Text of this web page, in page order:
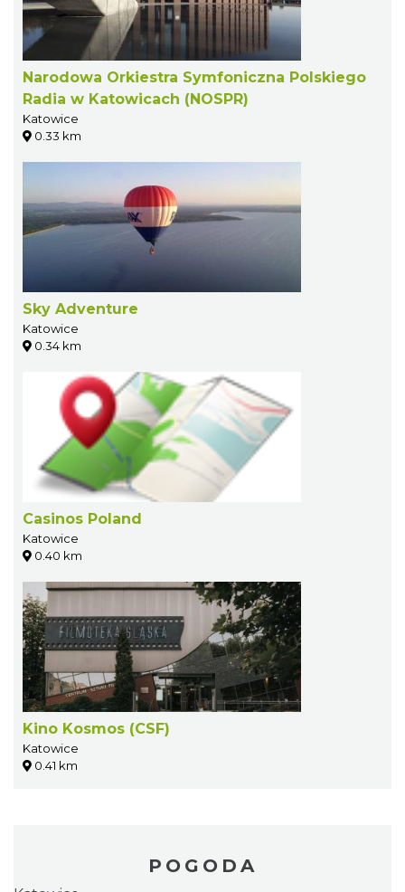
Narodowa Orkiestra Symfoniczna Polskiego
Radia w Katowicach (NOSPR)
Katowice
0.33 km
Sky Adventure
Katowice
0.34 km
Casinos Poland
Katowice
0.40 km
Kino Kosmos (CSF)
Katowice
0.41 km
POGODA